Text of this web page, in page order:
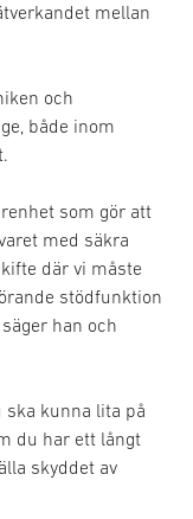
mellan
och
både inom
som gör att
med säkra
där vi måste
stödfunktion
han och
ska kunna lita på
du har ett långt
skyddet av